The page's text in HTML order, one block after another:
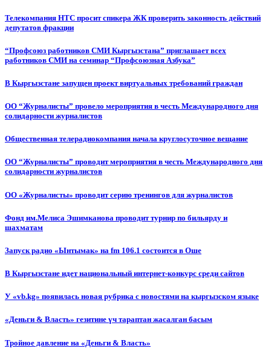
Телекомпания НТС просит спикера ЖК проверить законность действий
депутатов фракции
“Профсоюз работников СМИ Кыргызстана” приглашает всех
работников СМИ на семинар “Профсоюзная Азбука”
В Кыргызстане запущен проект виртуальных требований граждан
ОО “Журналисты” провело мероприятия в честь Международного дня
солидарности журналистов
Общественная телерадиокомпания начала круглосуточное вещание
ОО “Журналисты” проводит мероприятия в честь Международного дня
солидарности журналистов
ОО «Журналисты» проводит серию тренингов для журналистов
Фонд им.Мелиса Эшимканова проводит турнир по бильярду и
шахматам
Запуск радио «Ынтымак» на fm 106.1 состоится в Оше
В Кыргызстане идет национальный интернет-конкурс среди сайтов
У «vb.kg» появилась новая рубрика с новостями на кыргызском языке
«Деньги & Власть» гезитине үч тараптан жасалган басым
Тройное давление на «Деньги & Власть»